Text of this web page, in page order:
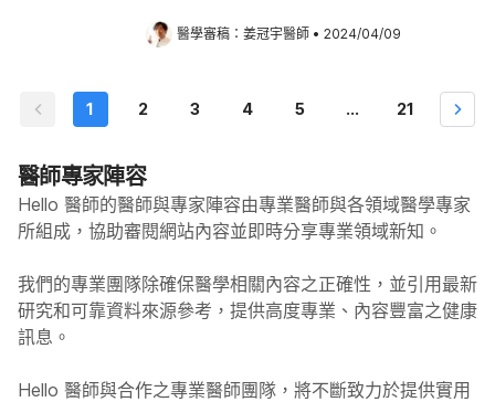
醫學審稿： 姜冠宇醫師 • 2024/04/09
1 2 3 4 5 ... 21
醫師專家陣容
Hello 醫師的醫師與專家陣容由專業醫師與各領域醫學專家
所組成，協助審閱網站內容並即時分享專業領域新知。
我們的專業團隊除確保醫學相關內容之正確性，並引用最新
研究和可靠資料來源參考，提供高度專業、內容豐富之健康
訊息。
Hello 醫師與合作之專業醫師團隊，將不斷致力於提供實用